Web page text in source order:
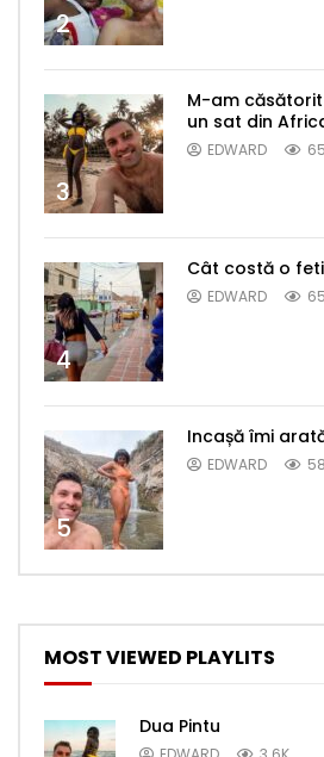
2
3
M-am
un sat din
EDWARD
4
Cât costă o
EDWARD
5
Incașă îmi
EDWARD
MOST VIEWED PLAYLITS
Dua Pintu